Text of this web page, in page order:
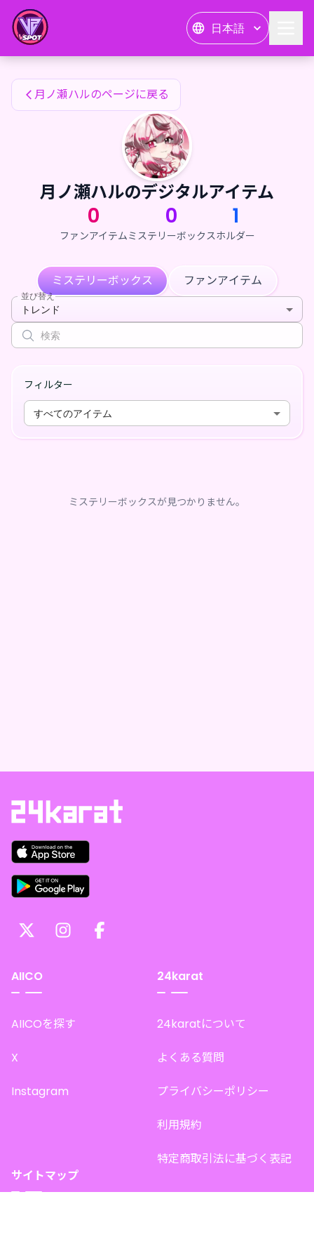
日本語
月ノ瀬ハルのファンアイテム
月ノ瀬ハルのページに戻る
月ノ瀬ハルのデジタルアイテム
0
ファンアイテム
0
ミステリーボックス
1
ホルダー
ミステリーボックス ファンアイテム
並び替え
トレンド
フィルター
すべてのアイテム
ミステリーボックスが見つかりません。
AIICO
AIICOを探す
X
Instagram
24karat
24karatについて
よくある質問
プライバシーポリシー
利用規約
特定商取引法に基づく表記
サイトマップ
月ノ瀬ハルのファンアイテム — 24karat